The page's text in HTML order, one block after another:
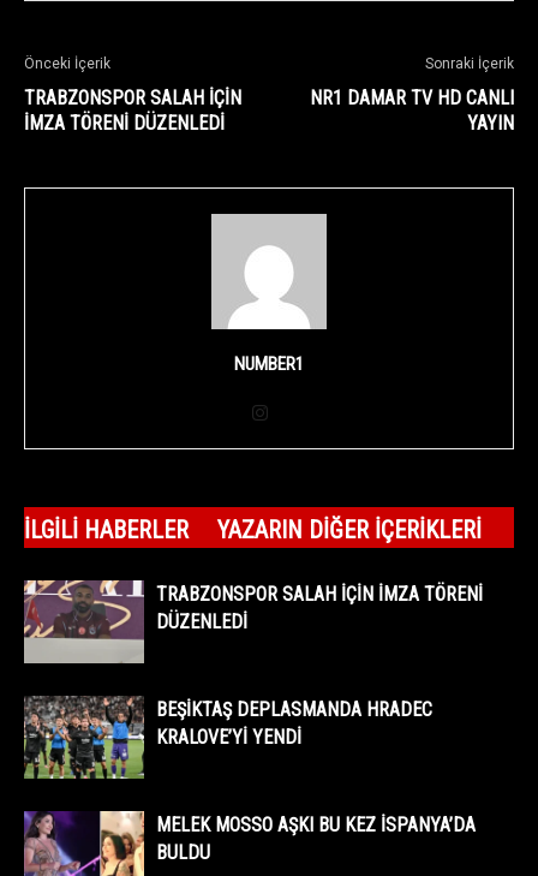
Önceki İçerik
TRABZONSPOR SALAH İÇİN
İMZA TÖRENİ DÜZENLEDİ
Sonraki İçerik
NR1 DAMAR TV HD CANLI
YAYIN
NUMBER1
İLGILI HABERLER YAZARIN DIĞER İÇERIKLERI
TRABZONSPOR SALAH İÇİN İMZA TÖRENİ
DÜZENLEDİ
BEŞİKTAŞ DEPLASMANDA HRADEC
KRALOVE’Yİ YENDİ
MELEK MOSSO AŞKI BU KEZ İSPANYA’DA
BULDU